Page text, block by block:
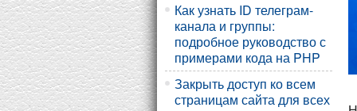
Как узнать ID телеграм-
канала и группы:
подробное руководство с
примерами кода на PHP
Закрыть доступ ко всем
страницам сайта для всех